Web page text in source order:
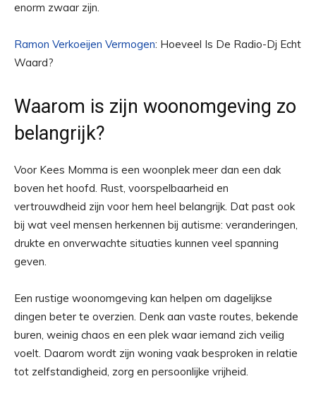
enorm zwaar zijn.
Ramon Verkoeijen Vermogen: Hoeveel Is De Radio-Dj Echt
Waard?
Waarom is zijn woonomgeving zo
belangrijk?
Voor Kees Momma is een woonplek meer dan een dak
boven het hoofd. Rust, voorspelbaarheid en
vertrouwdheid zijn voor hem heel belangrijk. Dat past ook
bij wat veel mensen herkennen bij autisme: veranderingen,
drukte en onverwachte situaties kunnen veel spanning
geven.
Een rustige woonomgeving kan helpen om dagelijkse
dingen beter te overzien. Denk aan vaste routes, bekende
buren, weinig chaos en een plek waar iemand zich veilig
voelt. Daarom wordt zijn woning vaak besproken in relatie
tot zelfstandigheid, zorg en persoonlijke vrijheid.